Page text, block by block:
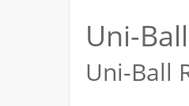
Uni-
Uni-Ball